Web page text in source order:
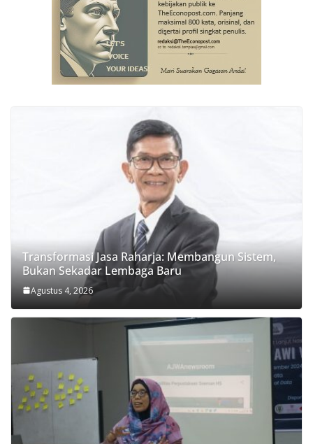
Transformasi Jasa Raharja: Membangun Sistem,
Bukan Sekadar Lembaga Baru
Agustus 4, 2026